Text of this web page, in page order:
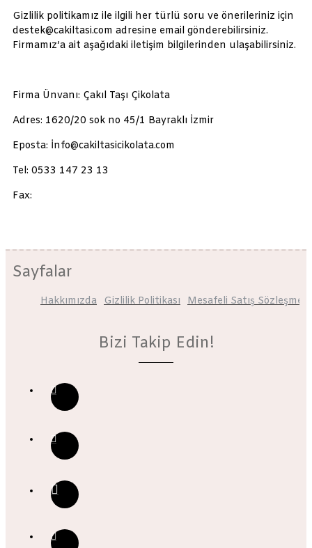
Gizlilik politikamız ile ilgili her türlü soru ve önerileriniz için
destek@cakiltasi.com adresine email gönderebilirsiniz.
Firmamız’a ait aşağıdaki iletişim bilgilerinden ulaşabilirsiniz.
Firma Ünvanı: Çakıl Taşı Çikolata
Adres: 1620/20 sok no 45/1 Bayraklı İzmir
Eposta: İnfo@cakiltasicikolata.com
Tel: 0533 147 23 13
Fax:
Sayfalar
Hakkımızda Gizlilik Politikası Mesafeli Satış Sözleşmesi
Bizi Takip Edin!